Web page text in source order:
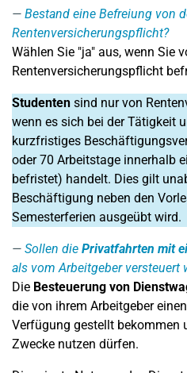
Bestand eine Befreiung von
Rentenversicherungspflicht?
Wählen Sie "ja" aus, wenn Sie
Rentenversicherungspflicht
Studenten sind nur von
wenn es sich bei der Tätigkeit
kurzfristiges
oder 70 Arbeitstage innerhalb
befristet) handelt. Dies gilt
Beschäftigung neben den
Semesterferien ausgeübt wird.
Sollen die Privatfahrten mit
als vom Arbeitgeber versteuert
Die Besteuerung von
die von ihrem Arbeitgeber
Verfügung gestellt bekommen
Zwecke nutzen dürfen.